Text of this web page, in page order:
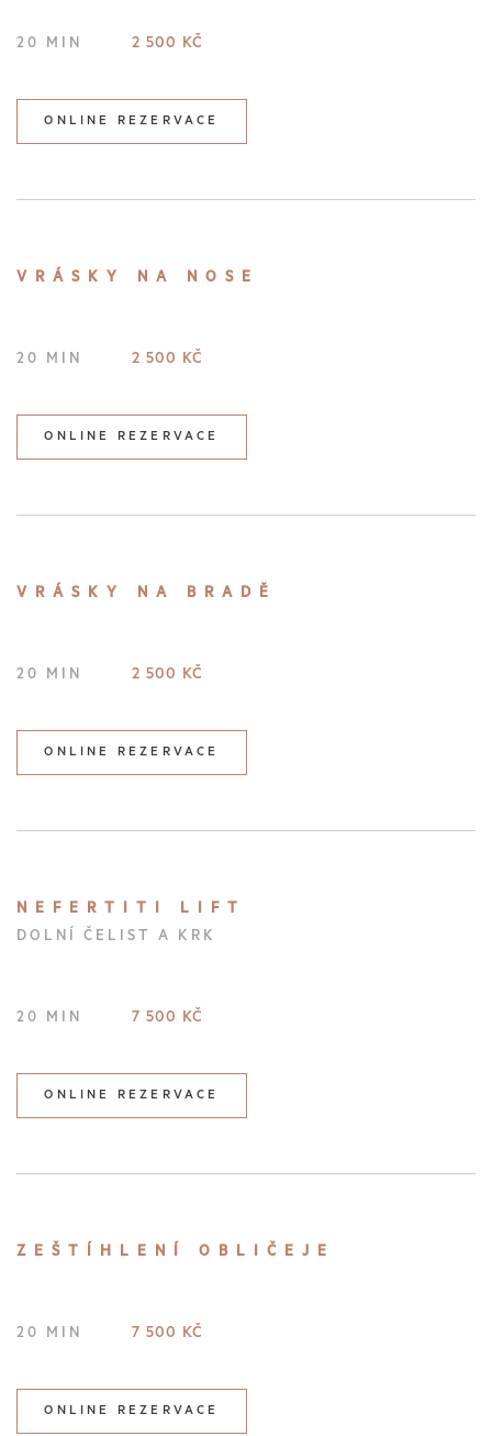
20 MIN 2 500 KČ
ONLINE REZERVACE
VRÁSKY NA NOSE
20 MIN 2 500 KČ
ONLINE REZERVACE
VRÁSKY NA BRADĚ
20 MIN 2 500 KČ
ONLINE REZERVACE
NEFERTITI LIFT
DOLNÍ ČELIST A KRK
20 MIN 7 500 KČ
ONLINE REZERVACE
ZEŠTÍHLENÍ OBLIČEJE
20 MIN 7 500 KČ
ONLINE REZERVACE